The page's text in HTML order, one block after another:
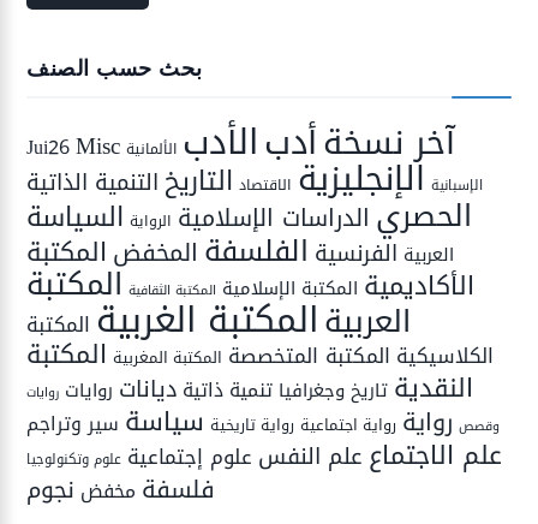
بحث حسب الصنف
Jui26Misc آخر نسخةأدبالأدب الألمانية
الإسبانية الإنجليزية الاقتصاد التاريخ التنمية الذاتية
الحصري الدراسات الإسلامية الرواية السياسة
العربية الفرنسية الفلسفة المخفض المكتبة
الأكاديمية المكتبة الإسلامية المكتبة الثقافية المكتبة
العربيةالمكتبة الغربية المكتبة
الكلاسيكية المكتبة المتخصصة المكتبة المغربية المكتبة
النقدية تاريخ وجغرافيا تنمية ذاتية ديانات روايات روايات
وقصص رواية رواية اجتماعية رواية تاريخية سياسة سير وتراجم
علم الاجتماع علم النفس علوم إجتماعية علوم وتكنولوجيا
فلسفة مخفض نجوم